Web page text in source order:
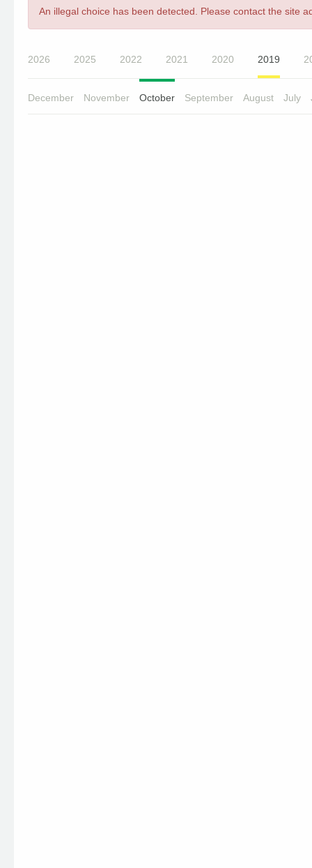
Error
An illegal choice has been detected. Please contact the site
2026 2025 2022 2021 2020 2019
December November October September August July